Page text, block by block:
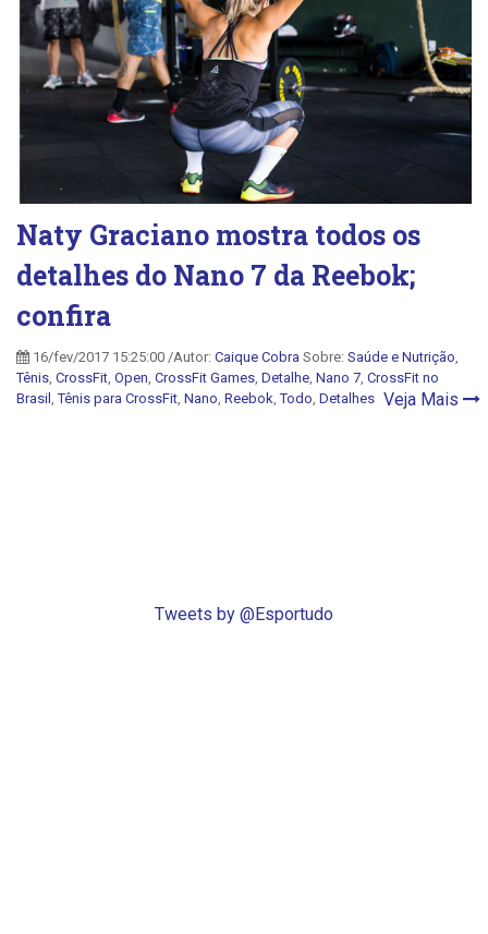
Naty Graciano mostra todos os
detalhes do Nano 7 da Reebok;
confira
16/fev/2017 15:25:00 /Autor: Caique Cobra Sobre: Saúde e Nutrição
Tênis CrossFit Open CrossFit Games Detalhe Nano 7 CrossFit no
Brasil ,Tênis para CrossFit Nano Reebok ,Todo Detalhes Veja Mais
Tweets by @Esportudo